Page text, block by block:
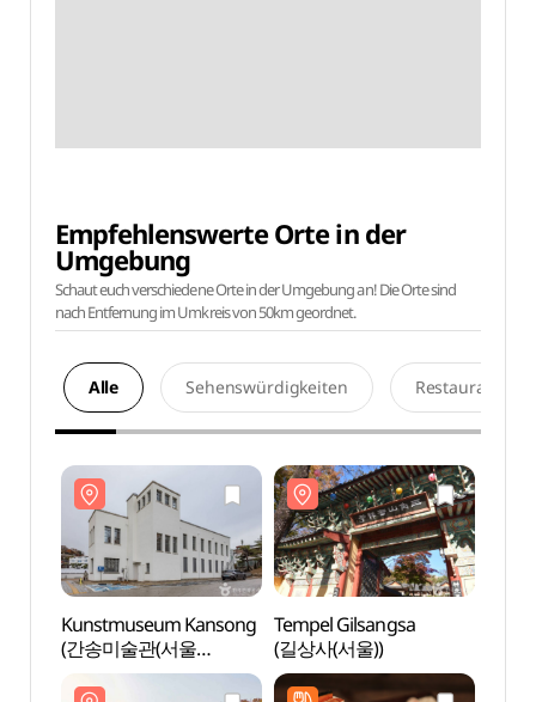
Empfehlenswerte Orte in der
Umgebung
Schaut euch verschiedene Orte in der Umgebung an! Die Orte sind
nach Entfernung im Umkreis von 50km geordnet.
Alle Sehenswürdigkeiten Restaurants
Kunstmuseum Kansong
(간송미술관(서울
Tempel Gilsangsa
(길상사(서울))